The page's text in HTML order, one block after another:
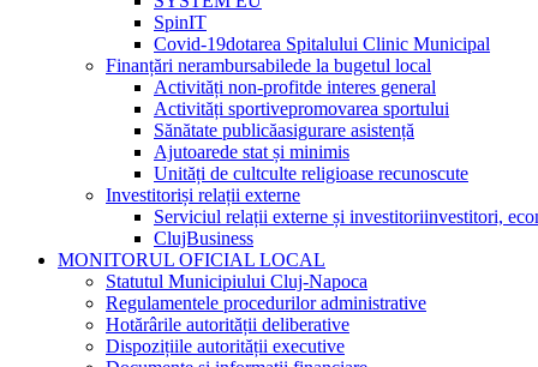
SpinIT
Covid-19dotarea Spitalului Clinic Municipal
Finanțări nerambursabilede la bugetul local
Activități non-profitde interes general
Activități sportivepromovarea sportului
Sănătate publicăasigurare asistență
Ajutoarede stat și minimis
Unități de cultculte religioase recunoscute
Investitoriși relații externe
Serviciul relații externe și investitoriinvestitori,
ClujBusiness
MONITORUL OFICIAL LOCAL
Statutul Municipiului Cluj-Napoca
Regulamentele procedurilor administrative
Hotărârile autorității deliberative
Dispozițiile autorității executive